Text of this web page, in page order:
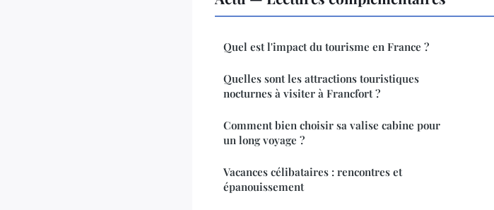
Quel est l'impact du tourisme en France ?
Quelles sont les attractions touristiques
nocturnes à visiter à Francfort ?
Comment bien choisir sa valise cabine pour
un long voyage ?
Vacances célibataires : rencontres et
épanouissement